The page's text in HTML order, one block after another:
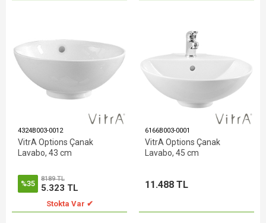
4324B003-0012
VitrA Options Çanak
Lavabo, 43 cm
%35
8189 TL
5.323 TL
Stokta Var ✔
6166B003-0001
VitrA Options Çanak
Lavabo, 45 cm
11.488 TL